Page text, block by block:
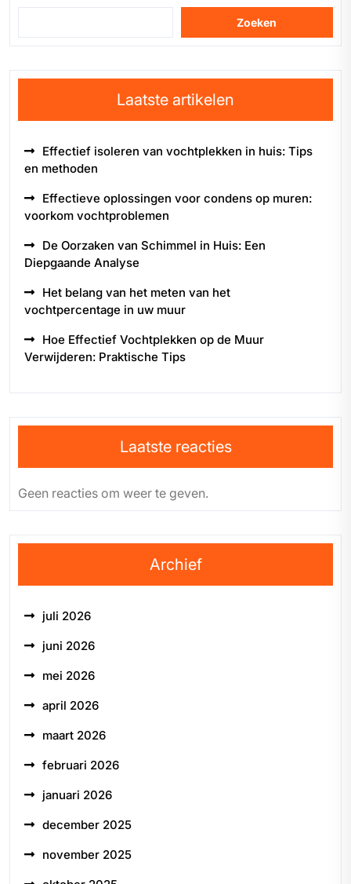
Zoeken
Laatste artikelen
Effectief isoleren van vochtplekken in huis: Tips
en methoden
Effectieve oplossingen voor condens op muren:
voorkom vochtproblemen
De Oorzaken van Schimmel in Huis: Een
Diepgaande Analyse
Het belang van het meten van het
vochtpercentage in uw muur
Hoe Effectief Vochtplekken op de Muur
Verwijderen: Praktische Tips
Laatste reacties
Geen reacties om weer te geven.
Archief
juli 2026
juni 2026
mei 2026
april 2026
maart 2026
februari 2026
januari 2026
december 2025
november 2025